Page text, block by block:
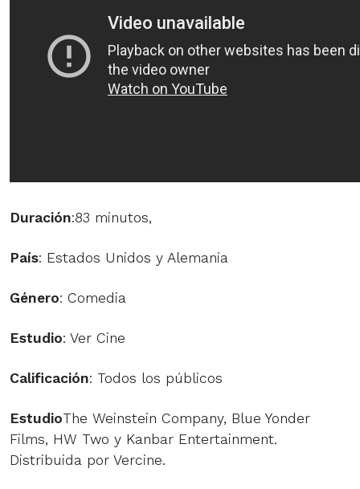
Duración:83 minutos,
País: Estados Unidos y Alemania
Género: Comedia
Estudio: Ver Cine
Calificación: Todos los públicos
EstudioThe Weinstein Company, Blue Yonder
Films, HW Two y Kanbar Entertainment.
Distribuida por Vercine.